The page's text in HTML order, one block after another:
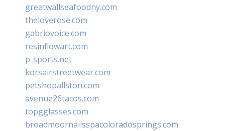
greatwallseafoodny.com
theloverose.com
gabriovoice.com
resinflowart.com
p-sports.net
korsairstreetwear.com
petshopallston.com
avenue26tacos.com
topgglasses.com
broadmoornailsspacoloradosprings.com